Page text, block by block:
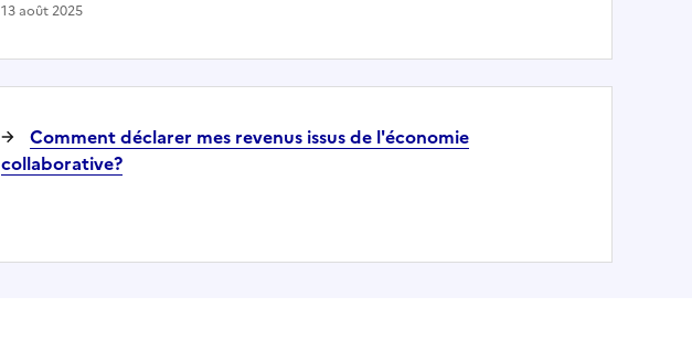
13 août 2025
Comment déclarer mes revenus issus de l'économie
collaborative?